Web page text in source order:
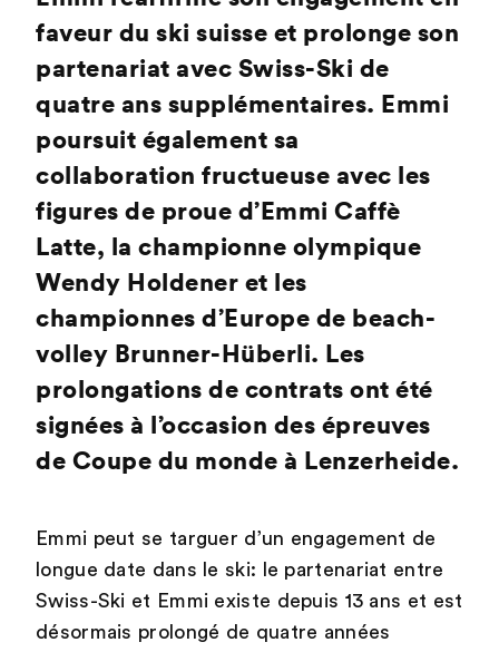
faveur du ski suisse et prolonge son
partenariat avec Swiss-Ski de
quatre ans supplémentaires. Emmi
poursuit également sa
collaboration fructueuse avec les
figures de proue d’Emmi Caffè
Latte, la championne olympique
Wendy Holdener et les
championnes d’Europe de beach-
volley Brunner-Hüberli. Les
prolongations de contrats ont été
signées à l’occasion des épreuves
de Coupe du monde à Lenzerheide.
Emmi peut se targuer d’un engagement de
longue date dans le ski: le partenariat entre
Swiss-Ski et Emmi existe depuis 13 ans et est
désormais prolongé de quatre années